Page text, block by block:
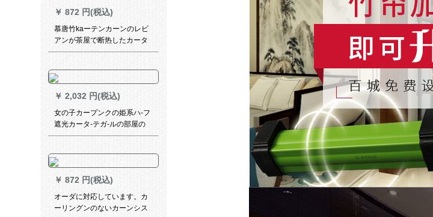
￥ 872 円(税込)
慕唐竹kaーテンカーンのレビ
アンが茶屋で断热したカータ
ーテン复古的な竹カーンンン
を引张してきました。
￥ 2,032 円(税込)
女の子カープンクの姫系ハ-フ
遮光カータ-テガ-ルの部屋の
リ-ビングリムのサンバーカザ
￥ 872 円(税込)
オーダに対応しています。カ
ーリングンのないカーンシス